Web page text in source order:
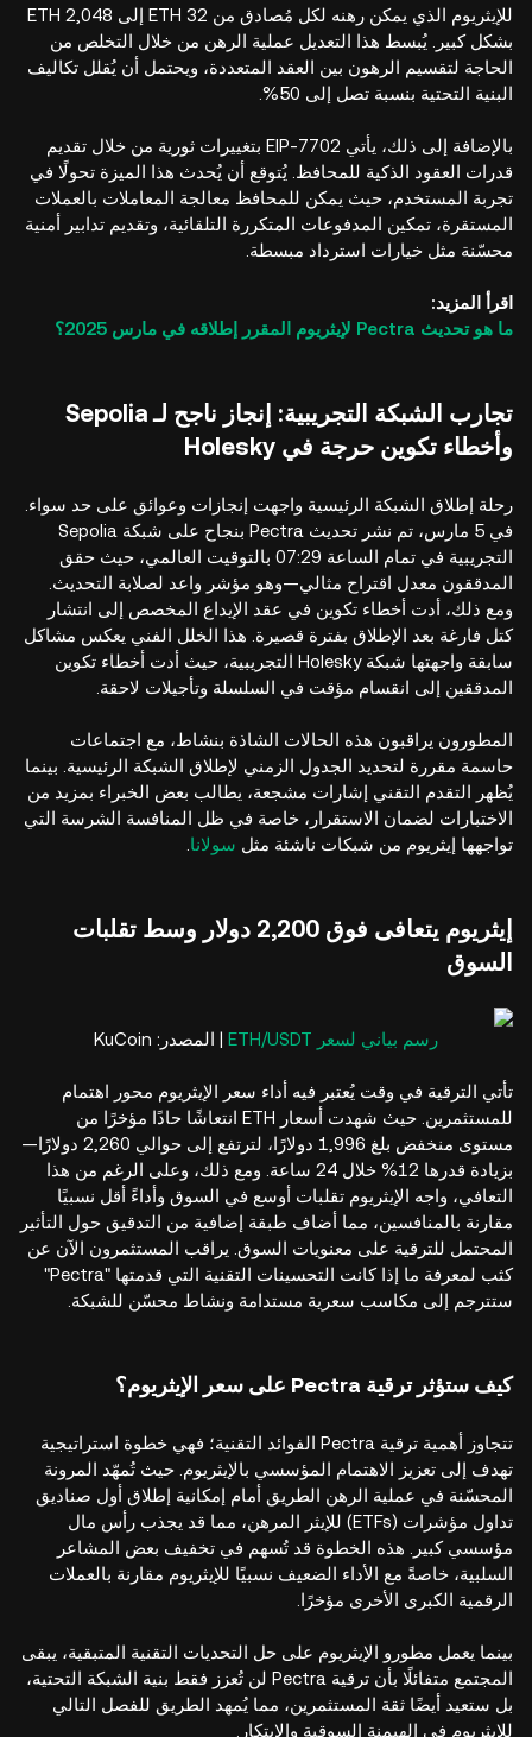
للإيثريوم الذي يمكن رهنه لكل مُصادق من 32 ETH إلى 2,048 ETH
بشكل كبير. يُبسط هذا التعديل عملية الرهن من خلال التخلص من
الحاجة لتقسيم الرهون بين العقد المتعددة، ويحتمل أن يُقلل تكاليف
البنية التحتية بنسبة تصل إلى 50%.
بالإضافة إلى ذلك، يأتي EIP-7702 بتغييرات ثورية من خلال تقديم
قدرات العقود الذكية للمحافظ. يُتوقع أن يُحدث هذا الميزة تحولًا في
تجربة المستخدم، حيث يمكن للمحافظ معالجة المعاملات بالعملات
المستقرة، تمكين المدفوعات المتكررة التلقائية، وتقديم تدابير أمنية
محسّنة مثل خيارات استرداد مبسطة.
اقرأ المزيد:
ما هو تحديث Pectra لإيثريوم المقرر إطلاقه في مارس 2025؟
تجارب الشبكة التجريبية: إنجاز ناجح لـ Sepolia
وأخطاء تكوين حرجة في Holesky
رحلة إطلاق الشبكة الرئيسية واجهت إنجازات وعوائق على حد سواء.
في 5 مارس، تم نشر تحديث Pectra بنجاح على شبكة Sepolia
التجريبية في تمام الساعة 07:29 بالتوقيت العالمي، حيث حقق
المدققون معدل اقتراح مثالي—وهو مؤشر واعد لصلابة التحديث.
ومع ذلك، أدت أخطاء تكوين في عقد الإيداع المخصص إلى انتشار
كتل فارغة بعد الإطلاق بفترة قصيرة. هذا الخلل الفني يعكس مشاكل
سابقة واجهتها شبكة Holesky التجريبية، حيث أدت أخطاء تكوين
المدققين إلى انقسام مؤقت في السلسلة وتأجيلات لاحقة.
المطورون يراقبون هذه الحالات الشاذة بنشاط، مع اجتماعات
حاسمة مقررة لتحديد الجدول الزمني لإطلاق الشبكة الرئيسية. بينما
يُظهر التقدم التقني إشارات مشجعة، يطالب بعض الخبراء بمزيد من
الاختبارات لضمان الاستقرار، خاصة في ظل المنافسة الشرسة التي
تواجهها إيثريوم من شبكات ناشئة مثل سولانا
إيثريوم يتعافى فوق 2,200 دولار وسط تقلبات
السوق
رسم بياني لسعر ETH/USDT | المصدر: KuCoin
تأتي الترقية في وقت يُعتبر فيه أداء سعر الإيثريوم محور اهتمام
للمستثمرين. حيث شهدت أسعار ETH انتعاشًا حادًا مؤخرًا من
مستوى منخفض بلغ 1,996 دولارًا، لترتفع إلى حوالي 2,260 دولارًا—
بزيادة قدرها 12% خلال 24 ساعة. ومع ذلك، وعلى الرغم من هذا
التعافي، واجه الإيثريوم تقلبات أوسع في السوق وأداءً أقل نسبيًا
مقارنة بالمنافسين، مما أضاف طبقة إضافية من التدقيق حول التأثير
المحتمل للترقية على معنويات السوق. يراقب المستثمرون الآن عن
كثب لمعرفة ما إذا كانت التحسينات التقنية التي قدمتها "Pectra"
ستترجم إلى مكاسب سعرية مستدامة ونشاط محسّن للشبكة.
كيف ستؤثر ترقية Pectra على سعر الإيثريوم؟
تتجاوز أهمية ترقية Pectra الفوائد التقنية؛ فهي خطوة استراتيجية
تهدف إلى تعزيز الاهتمام المؤسسي بالإيثريوم. حيث تُمهّد المرونة
المحسّنة في عملية الرهن الطريق أمام إمكانية إطلاق أول صناديق
تداول مؤشرات (ETFs) للإيثر المرهن، مما قد يجذب رأس مال
مؤسسي كبير. هذه الخطوة قد تُسهم في تخفيف بعض المشاعر
السلبية، خاصةً مع الأداء الضعيف نسبيًا للإيثريوم مقارنة بالعملات
الرقمية الكبرى الأخرى مؤخرًا.
بينما يعمل مطورو الإيثريوم على حل التحديات التقنية المتبقية، يبقى
المجتمع متفائلًا بأن ترقية Pectra لن تُعزز فقط بنية الشبكة التحتية،
بل ستعيد أيضًا ثقة المستثمرين، مما يُمهد الطريق للفصل التالي
للإيثريوم في الهيمنة السوقية والابتكار.